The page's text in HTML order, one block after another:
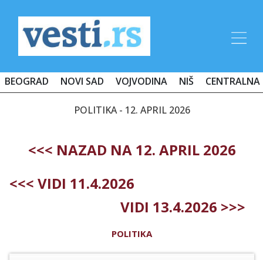
BEOGRAD NOVI SAD VOJVODINA NIŠ CENTRALNA
POLITIKA - 12. APRIL 2026
<<< NAZAD NA 12. APRIL 2026
<<< VIDI 11.4.2026
VIDI 13.4.2026 >>>
POLITIKA